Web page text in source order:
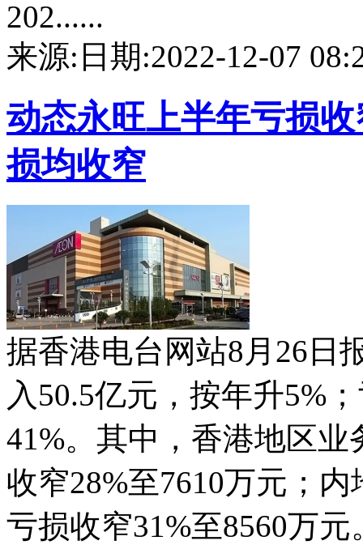
202......
来源: 日期:2022-12-07
动态永旺上半年亏损
损均收窄
据香港电台网站8月26日
入50.5亿元，按年升5%
41%。其中，香港地区业
收窄28%至7610万元；
亏损收窄31%至8560万元